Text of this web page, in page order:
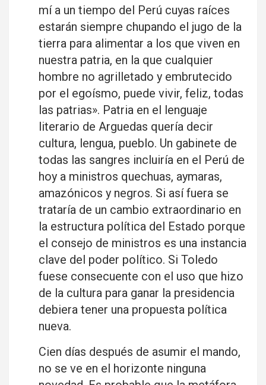
mí a un tiempo del Perú cuyas raíces
estarán siempre chupando el jugo de la
tierra para alimentar a los que viven en
nuestra patria, en la que cualquier
hombre no agrilletado y embrutecido
por el egoísmo, puede vivir, feliz, todas
las patrias». Patria en el lenguaje
literario de Arguedas quería decir
cultura, lengua, pueblo. Un gabinete de
todas las sangres incluiría en el Perú de
hoy a ministros quechuas, aymaras,
amazónicos y negros. Si así fuera se
trataría de un cambio extraordinario en
la estructura política del Estado porque
el consejo de ministros es una instancia
clave del poder político. Si Toledo
fuese consecuente con el uso que hizo
de la cultura para ganar la presidencia
debiera tener una propuesta política
nueva.
Cien días después de asumir el mando,
no se ve en el horizonte ninguna